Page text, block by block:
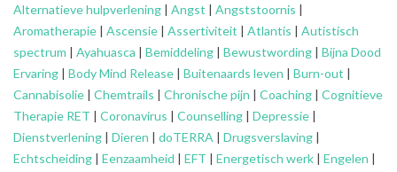
Alternatieve hulpverlening | Angst | Angststoornis |
Aromatherapie | Ascensie | Assertiviteit | Atlantis | Autistisch
spectrum | Ayahuasca | Bemiddeling | Bewustwording | Bijna Dood
Ervaring | Body Mind Release | Buitenaards leven | Burn-out |
Cannabisolie | Chemtrails | Chronische pijn | Coaching | Cognitieve
Therapie RET | Coronavirus | Counselling | Depressie |
Dienstverlening | Dieren | doTERRA | Drugsverslaving |
Echtscheiding | Eenzaamheid | EFT | Energetisch werk | Engelen |